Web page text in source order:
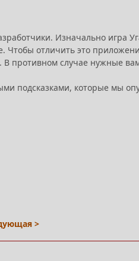
Изначально игра
Чтобы отличить это
В противном случае нужные
подсказками, которые мы
>